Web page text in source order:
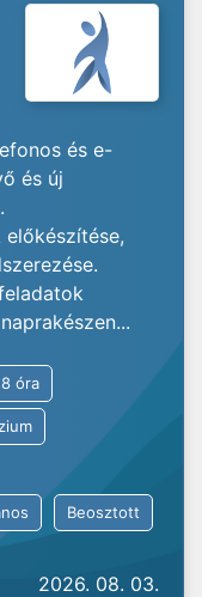
és e-
és új
előkészítése,
óra
Beosztott
2026. 08. 03.